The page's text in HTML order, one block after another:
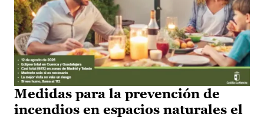
Medidas para la prevención de
incendios en espacios naturales el